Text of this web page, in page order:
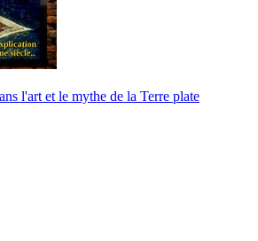
l'art et le mythe de la Terre plate